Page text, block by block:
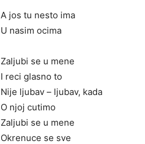
A jos tu nesto ima
U nasim ocima
Zaljubi se u mene
I reci glasno to
Nije ljubav – ljubav, kada
O njoj cutimo
Zaljubi se u mene
Okrenuce se sve